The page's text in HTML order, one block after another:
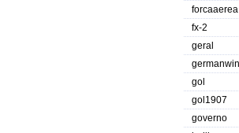
forcaaerea
fx-2
geral
gol
gol1907
governo